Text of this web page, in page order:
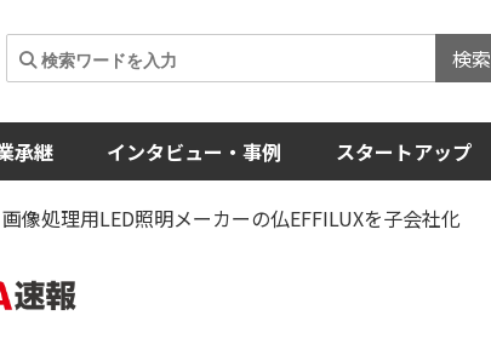
検索
承継 インタビュー・事例 スタートアップ
像処理用LED照明メーカーの仏EFFILUXを子会社化